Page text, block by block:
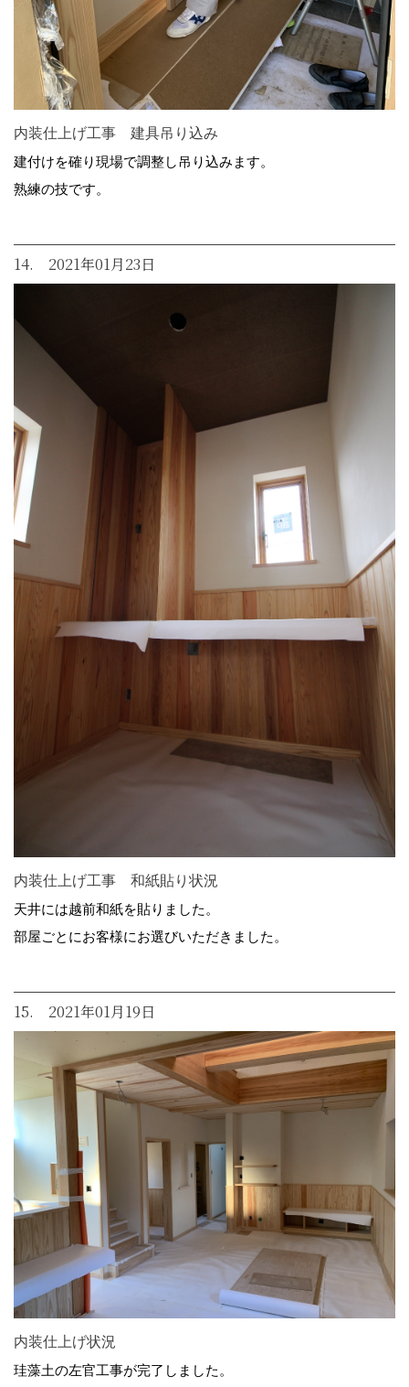
内装仕上げ工事 建具吊り込み
建付けを確り現場で調整し吊り込みます。
熟練の技です。
14. 2021年01月23日
内装仕上げ工事 和紙貼り状況
天井には越前和紙を貼りました。
部屋ごとにお客様にお選びいただきました。
15. 2021年01月19日
内装仕上げ状況
珪藻土の左官工事が完了しました。